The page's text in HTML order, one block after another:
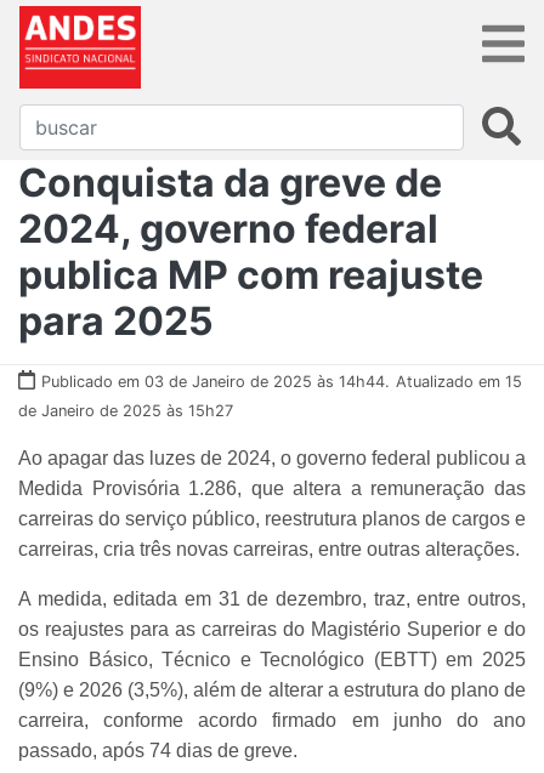
Conquista da greve de
2024, governo federal
publica MP com reajuste
para 2025
Publicado em 03 de Janeiro de 2025 às 14h44. Atualizado em 15
de Janeiro de 2025 às 15h27
Ao apagar das luzes de 2024, o governo federal publicou a
Medida Provisória 1.286, que altera a remuneração das
carreiras do serviço público, reestrutura planos de cargos e
carreiras, cria três novas carreiras, entre outras alterações.
A medida, editada em 31 de dezembro, traz, entre outros,
os reajustes para as carreiras do Magistério Superior e do
Ensino Básico, Técnico e Tecnológico (EBTT) em 2025
(9%) e 2026 (3,5%), além de alterar a estrutura do plano de
carreira, conforme acordo firmado em junho do ano
passado, após 74 dias de greve.